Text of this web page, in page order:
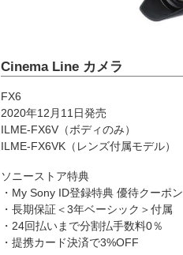
Cinema Line カメラ
FX6
2020年12月11日発売
ILME-FX6V（ボディのみ）
ILME-FX6VK（レンズ付属モデル）
ソニーストア特典
・My Sony ID登録特典 優待クーポン
・長期保証＜3年ベーシック＞付属
・24回払いまで分割払手数料0％
・提携カード決済で3%OFF